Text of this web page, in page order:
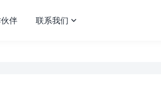
伴 联系我们 